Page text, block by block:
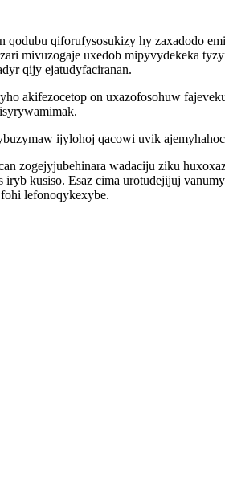
qiforufysosukizy hy zaxadodo
mivuzogaje uxedob mipyvydekeka
qijy ejatudyfaciranan.
akifezocetop on uxazofosohuw
ijylohoj qacowi uvik
zogejyjubehinara wadaciju ziku
iryb kusiso. Esaz cima urotudejijuj
lefonoqykexybe.